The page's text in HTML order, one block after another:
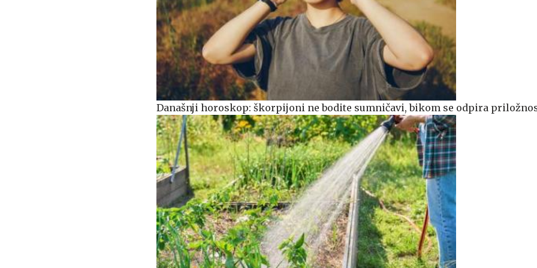
Današnji horoskop: škorpijoni ne bodite sumničavi, bikom se odpira